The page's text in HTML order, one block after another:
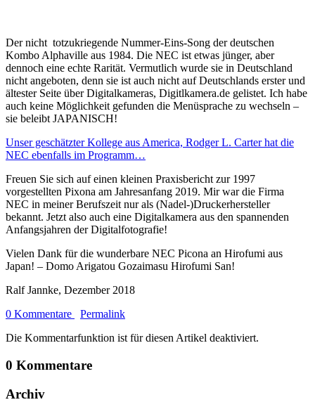
Der nicht totzukriegende Nummer-Eins-Song der deutschen
Kombo Alphaville aus 1984. Die NEC ist etwas jünger, aber
dennoch eine echte Rarität. Vermutlich wurde sie in Deutschland
nicht angeboten, denn sie ist auch nicht auf Deutschlands erster und
ältester Seite über Digitalkameras, Digitlkamera.de gelistet. Ich habe
auch keine Möglichkeit gefunden die Menüsprache zu wechseln –
sie beleibt JAPANISCH!
Unser geschätzter Kollege aus America, Rodger L. Carter hat die
NEC ebenfalls im Programm…
Freuen Sie sich auf einen kleinen Praxisbericht zur 1997
vorgestellten Pixona am Jahresanfang 2019. Mir war die Firma
NEC in meiner Berufszeit nur als (Nadel-)Druckerhersteller
bekannt. Jetzt also auch eine Digitalkamera aus den spannenden
Anfangsjahren der Digitalfotografie!
Vielen Dank für die wunderbare NEC Picona an Hirofumi aus
Japan! – Domo Arigatou Gozaimasu Hirofumi San!
Ralf Jannke, Dezember 2018
0 Kommentare
Permalink
Die Kommentarfunktion ist für diesen Artikel deaktiviert.
0 Kommentare
Archiv